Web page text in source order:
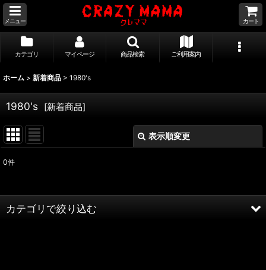
メニュー カート
カテゴリ マイページ 商品検索 ご利用案内
ホーム > 新着商品 > 1980's
1980's [新着商品]
表示順変更
表示数 :
0件
カテゴリで絞り込む